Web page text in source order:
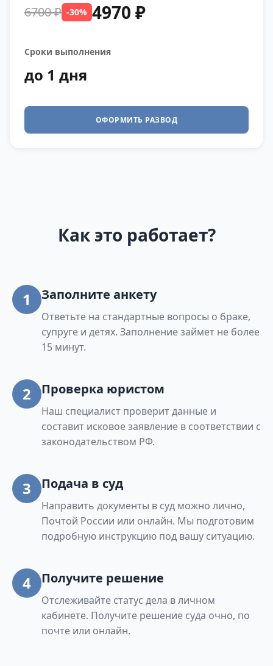
6700 ₽ -30% 4970 ₽
Сроки выполнения
до 1 дня
ОФОРМИТЬ РАЗВОД
Как это работает?
1 Заполните анкету
Ответьте на стандартные вопросы о браке,
супруге и детях. Заполнение займет не более
15 минут.
2 Проверка юристом
Наш специалист проверит данные и
составит исковое заявление в соответствии с
законодательством РФ.
3 Подача в суд
Направить документы в суд можно лично,
Почтой России или онлайн. Мы подготовим
подробную инструкцию под вашу ситуацию.
4 Получите решение
Отслеживайте статус дела в личном
кабинете. Получите решение суда очно, по
почте или онлайн.